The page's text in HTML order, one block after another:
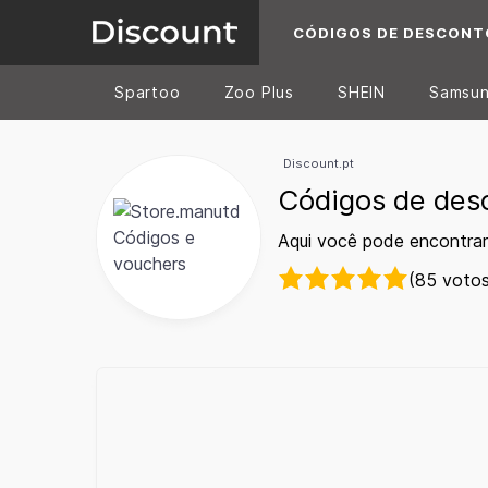
CÓDIGOS DE
Spartoo Zoo Plus SHEIN
Discount.pt
Códigos de
Aqui você pode
(85